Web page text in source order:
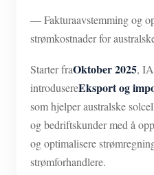
— Fakturaavstemming og
strømkostnader for
Starter fraOktober 2025,
introdusereEksport og
som hjelper australske
og bedriftskunder med å
og optimalisere
strømforhandlere.